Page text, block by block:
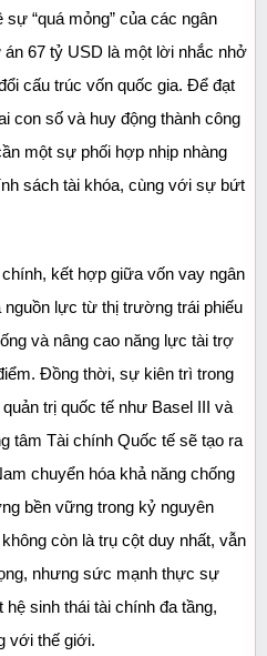
“quá mỏng” của các ngân
67 tỷ USD là một lời nhắc nhở
cấu trúc vốn quốc gia. Để đạt
con số và huy động thành công
một sự phối hợp nhịp nhàng
sách tài khóa, cùng với sự bứt
kết hợp giữa vốn vay ngân
nguồn lực từ thị trường trái phiếu
và nâng cao năng lực tài trợ
Đồng thời, sự kiên trì trong
trị quốc tế như Basel III và
tâm Tài chính Quốc tế sẽ tạo ra
chuyển hóa khả năng chống
bền vững trong kỷ nguyên
còn là trụ cột duy nhất, vẫn
nhưng sức mạnh thực sự
sinh thái tài chính đa tầng,
với thế giới.